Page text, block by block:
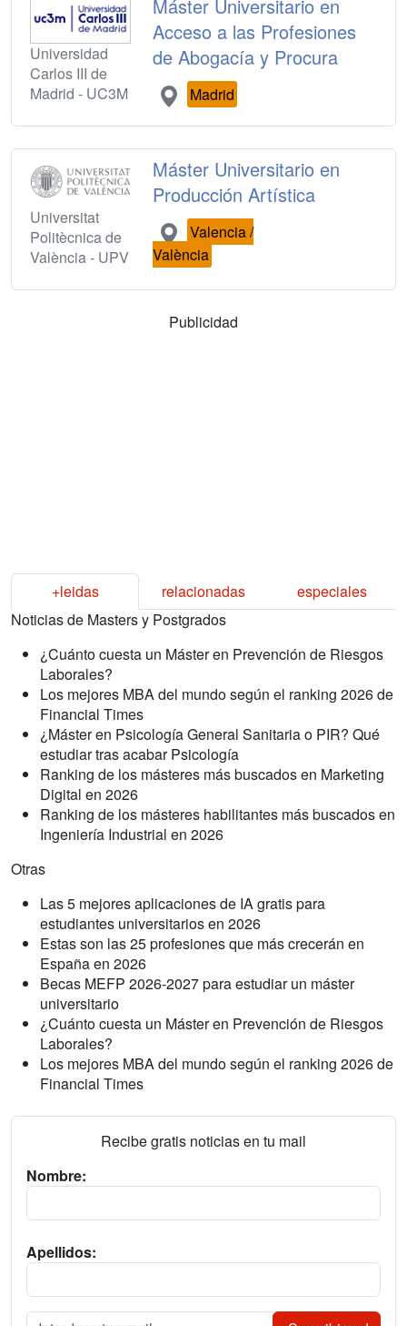
Universidad
Carlos III de
Madrid - UC3M
Máster Universitario en
Acceso a las Profesiones
de Abogacía y Procura
Madrid
Universitat
Politècnica de
València - UPV
Máster Universitario en
Producción Artística
Valencia /
València
Publicidad
+leidas relacionadas
especiales
Noticias de Masters y Postgrados
¿Cuánto cuesta un Máster en Prevención de Riesgos
Laborales?
Los mejores MBA del mundo según el ranking 2026 de
Financial Times
¿Máster en Psicología General Sanitaria o PIR? Qué
estudiar tras acabar Psicología
Ranking de los másteres más buscados en Marketing
Digital en 2026
Ranking de los másteres habilitantes más buscados en
Ingeniería Industrial en 2026
Otras
Las 5 mejores aplicaciones de IA gratis para
estudiantes universitarios en 2026
Estas son las 25 profesiones que más crecerán en
España en 2026
Becas MEFP 2026-2027 para estudiar un máster
universitario
¿Cuánto cuesta un Máster en Prevención de Riesgos
Laborales?
Los mejores MBA del mundo según el ranking 2026 de
Financial Times
Recibe gratis noticias en tu mail
Nombre:
Apellidos: